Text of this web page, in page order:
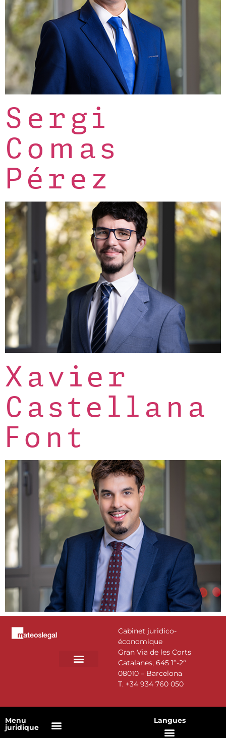
Sergi
Comas
Pérez
Xavier
Castellana
Font
Cabinet juridico-
économique
Gran Via de les Corts
Catalanes, 645 1º-2ª
08010 – Barcelona
T. +34 934 760 050
Menu
juridique
Langues